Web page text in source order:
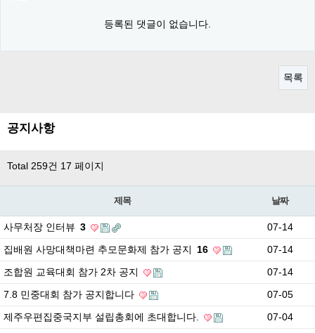
등록된 댓글이 없습니다.
목록
공지사항
Total 259건 17 페이지
제목 날짜
사무처장 인터뷰 3
07-14
집배원 사망대책마련 추모문화제 참가 공지
16
07-14
조합원 교육대회 참가 2차 공지
07-14
7.8 민중대회 참가 공지합니다
07-05
제주우편집중국지부 설립총회에 초대합니다.
07-04